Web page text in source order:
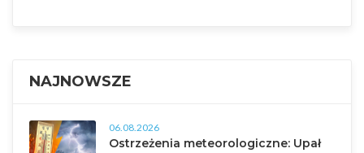
NAJNOWSZE
06.08.2026
Ostrzeżenia meteorologiczne: Upał